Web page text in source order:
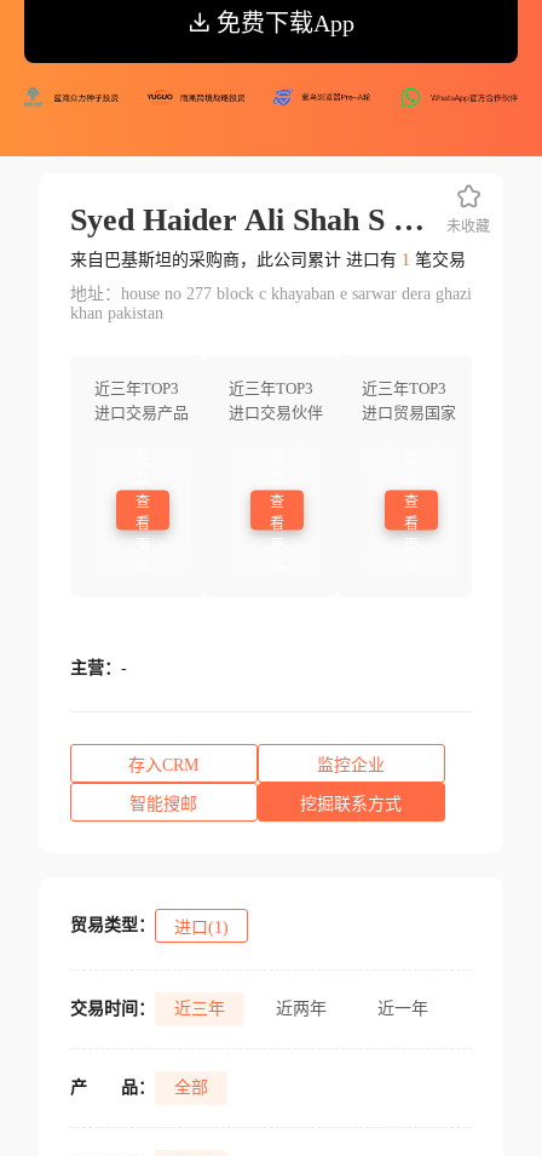
免费下载App
Syed Haider Ali Shah S O Syed Mohsan Abbas Shah
来自巴基斯坦的采购商，此公司累计 进口有 1 笔交易
地址：house no 277 block c khayaban e sarwar dera ghazi
khan pakistan
近三年TOP3
进口交易产品
查
看
近三年TOP3
进口交易伙伴
查
看
近三年TOP3
进口贸易国家
查
看
未收藏
主营： -
存入CRM 监控企业
智能搜邮 挖掘联系方式
贸易类型： 进口(1)
交易时间： 近三年 近两年 近一年
产 品： 全部